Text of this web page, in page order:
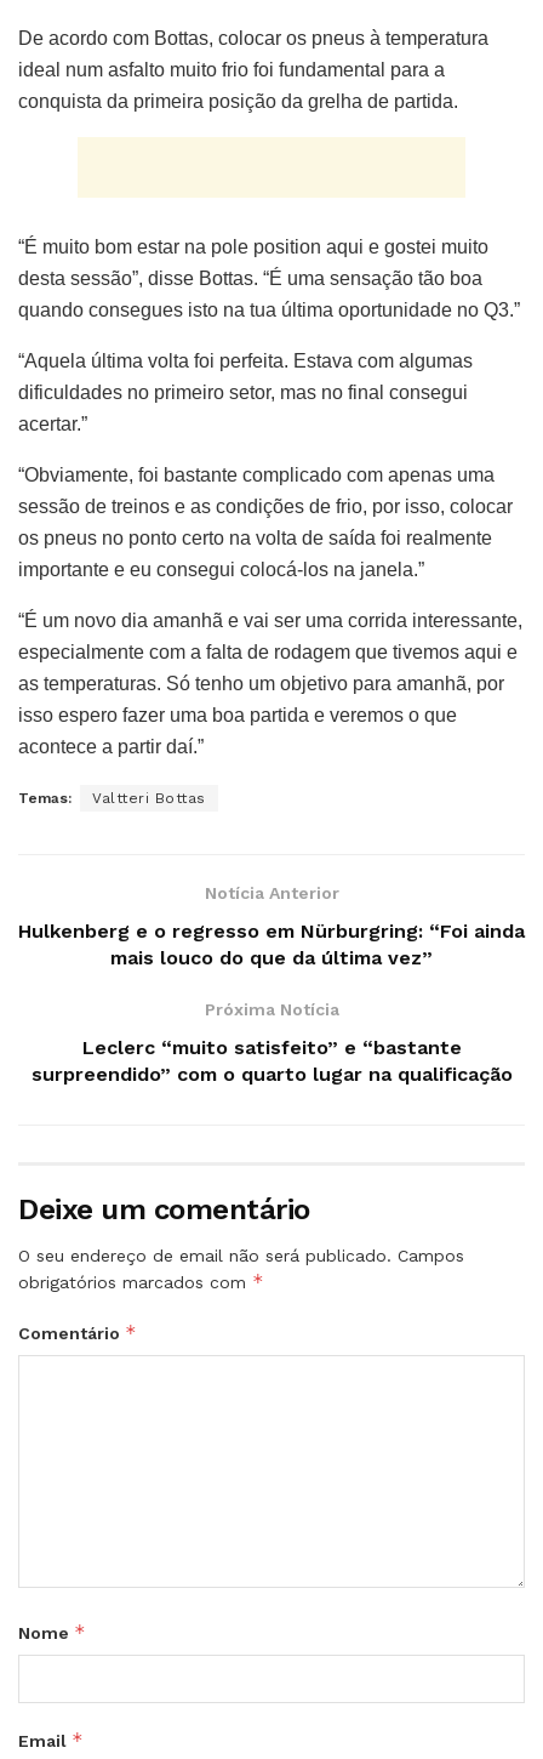
De acordo com Bottas, colocar os pneus à temperatura
ideal num asfalto muito frio foi fundamental para a
conquista da primeira posição da grelha de partida.
“É muito bom estar na pole position aqui e gostei muito
desta sessão”, disse Bottas. “É uma sensação tão boa
quando consegues isto na tua última oportunidade no Q3.”
“Aquela última volta foi perfeita. Estava com algumas
dificuldades no primeiro setor, mas no final consegui
acertar.”
“Obviamente, foi bastante complicado com apenas uma
sessão de treinos e as condições de frio, por isso, colocar
os pneus no ponto certo na volta de saída foi realmente
importante e eu consegui colocá-los na janela.”
“É um novo dia amanhã e vai ser uma corrida interessante,
especialmente com a falta de rodagem que tivemos aqui e
as temperaturas. Só tenho um objetivo para amanhã, por
isso espero fazer uma boa partida e veremos o que
acontece a partir daí.”
Temas: Valtteri Bottas
Notícia Anterior
Hulkenberg e o regresso em Nürburgring: “Foi ainda
mais louco do que da última vez”
Próxima Notícia
Leclerc “muito satisfeito” e “bastante
surpreendido” com o quarto lugar na qualificação
Deixe um comentário
O seu endereço de email não será publicado. Campos
obrigatórios marcados com *
Comentário *
Nome *
Email *